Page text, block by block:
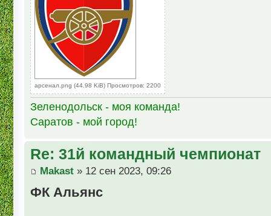
арсенал.png (44.98 KiB) Просмотров: 2200
Зеленодольск - моя команда!
Саратов - мой город!
Re: 31й командный чемпионат
Makast » 12 сен 2023, 09:26
ФК Альянс